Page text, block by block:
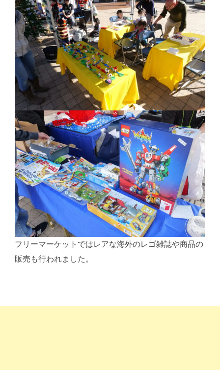
フリーマーケットではレアな海外のレゴ雑誌や商品の
販売も行われました。